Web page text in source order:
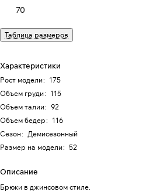
70
Таблица размеров
Характеристики
Рост модели: 175
Объем груди: 115
Объем талии: 92
Объем бедер: 116
Сезон: Демисезонный
Размер на модели: 52
Описание
Брюки в джинсовом стиле.